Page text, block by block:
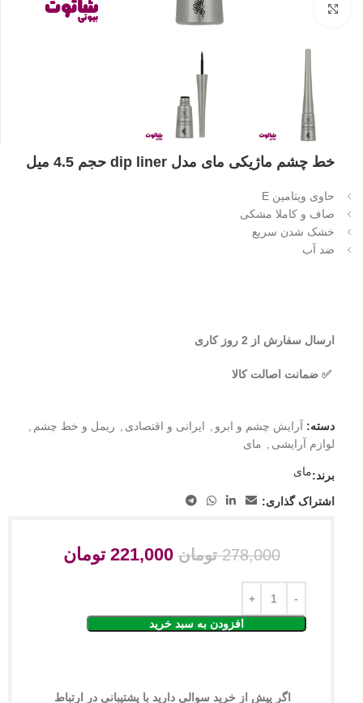
خط چشم ماژیکی مای مدل dip liner حجم 4.5 میل
حاوی ویتامین E
صاف و کاملا مشکی
خشک شدن سریع
ضد آب
ارسال سفارش از 2 روز کاری
✅ ضمانت اصالت کالا
دسته: آرایش چشم و ابرو ایرانی و اقتصادی ریمل و خط چشم
لوازم آرایشی
مای
برند:مای
اشتراک گذاری:
278,000 تومان 221,000 تومان
افزودن به سبد خرید
اگر پیش از خرید سوالی دارید با پشتیبانی در ارتباط